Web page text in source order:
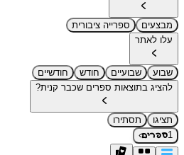
מבצעים
ספרייה ציבורית
עלו לאתר
שבוע שבועיים חודש
חודשיים
להציג בתוצאות ספרים שכבר קנית?
תציגו
תסתירו
1ספרים›